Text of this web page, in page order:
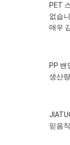
PET
없습
매우
PP 밴
생산
믿음